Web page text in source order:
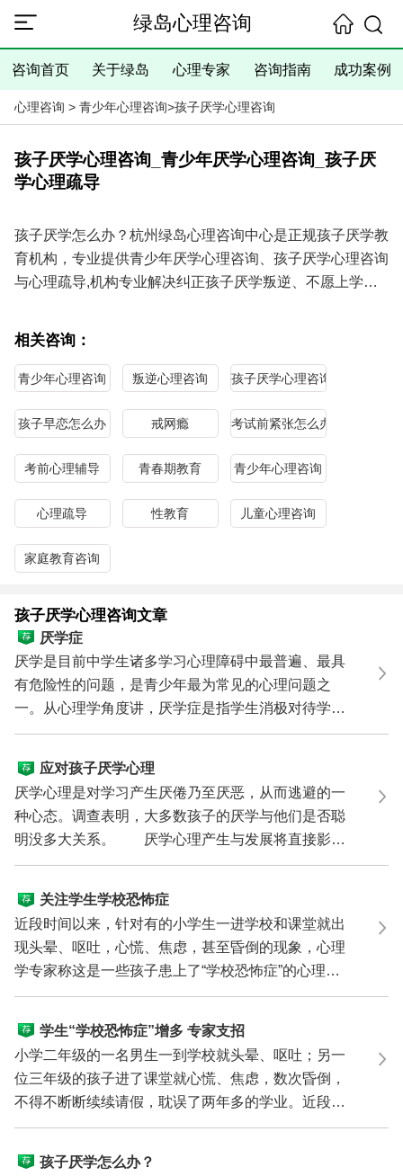
绿岛心理咨询
咨询首页 关于绿岛 心理专家 咨询指南 成功案例
心理咨询 > 青少年心理咨询>孩子厌学心理咨询
孩子厌学心理咨询_青少年厌学心理咨询_孩子厌
学心理疏导
孩子厌学怎么办？杭州绿岛心理咨询中心是正规孩子厌学教
育机构，专业提供青少年厌学心理咨询、孩子厌学心理咨询
与心理疏导,机构专业解决纠正孩子厌学叛逆、不愿上学、
验，成功案例多纠正效果好！
青少年厌学心理咨询疏导热线电话：
13306538268（手机微信同号）
进入咨询中心查看咨询指
相关咨询：
青少年心理咨询 叛逆心理咨询 孩子厌学心理咨询
孩子早恋怎么办 戒网瘾 考试前紧张怎么办
考前心理辅导 青春期教育 青少年心理咨询
心理疏导 性教育 儿童心理咨询
家庭教育咨询
孩子厌学心理咨询文章
厌学症
厌学是目前中学生诸多学习心理障碍中最普遍、最具
有危险性的问题，是青少年最为常见的心理问题之
一。从心理学角度讲，厌学症是指学生消极对待学习
活动的行为...
应对孩子厌学心理
厌学心理是对学习产生厌倦乃至厌恶，从而逃避的一
种心态。调查表明，大多数孩子的厌学与他们是否聪
明没多大关系。 厌学心理产生与发展将直接影响
学生的学...
关注学生学校恐怖症
近段时间以来，针对有的小学生一进学校和课堂就出
现头晕、呕吐，心慌、焦虑，甚至昏倒的现象，心理
学专家称这是一些孩子患上了“学校恐怖症”的心理疾
病。 ...
学生“学校恐怖症”增多 专家支招
小学二年级的一名男生一到学校就头晕、呕吐；另一
位三年级的孩子进了课堂就心慌、焦虑，数次昏倒，
不得不断断续续请假，耽误了两年多的学业。近段时
间以来，...
孩子厌学怎么办？